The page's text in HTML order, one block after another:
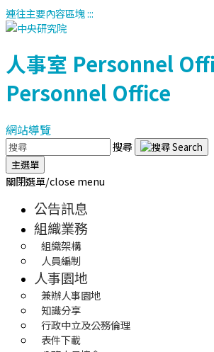
連往主要內容區塊:::
人事室 Personnel
Personnel Office
網站導覽
搜尋
主選單
關閉選單/close menu
公告訊息
組織業務
組織架構
人員編制
人事園地
兼辦人事園地
知識分享
行政中立及公務倫理
表件下載